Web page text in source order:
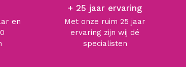
en
+ 25 jaar ervaring
Met onze ruim 25 jaar
ervaring zijn wij dé
specialisten